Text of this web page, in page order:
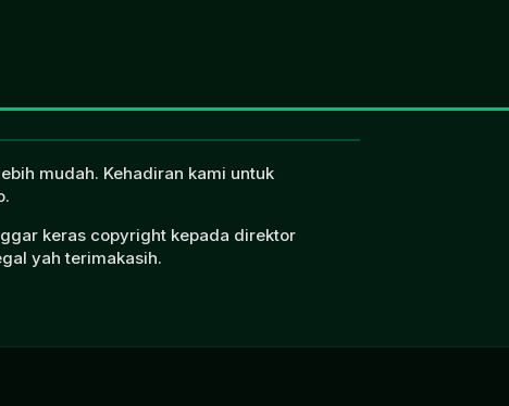
mudah. Kehadiran kami untuk
keras copyright kepada direktor
yah terimakasih.